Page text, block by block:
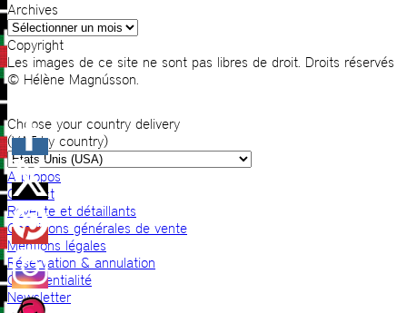
Archives
Archives
Copyright
Les images de ce site ne sont pas libres de droit. Droits réservés
© Hélène Magnússon.
Choose your country delivery
(VAT by country)
A propos
Contact
Revente et détaillants
Conditions générales de vente
Mentions légales
Réservation & annulation
Confidentialité
Newsletter